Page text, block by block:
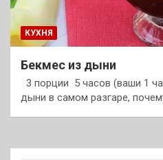
КУХНЯ
Бекмес из дыни
3 порции 5 часов (ваши 1
дыни в самом разгаре,